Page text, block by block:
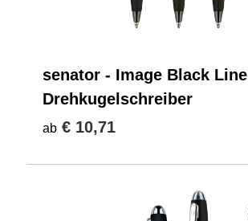
senator - Image Black Line
Drehkugelschreiber
ab € 10,71